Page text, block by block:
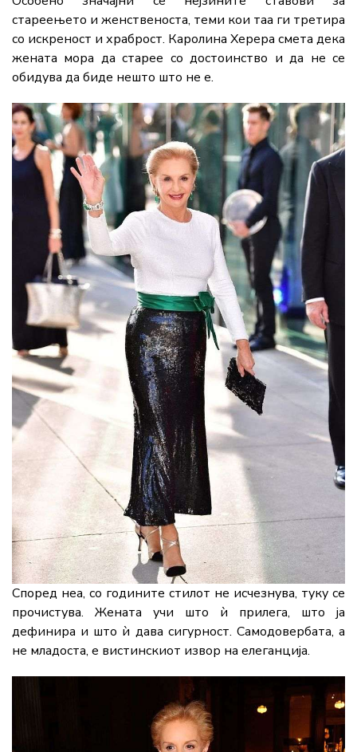
стареењето и женственоста, теми кои таа ги третира
со искреност и храброст. Каролина Херера смета дека
жената мора да старее со достоинство и да не се
обидува да биде нешто што не е.
Според неа, со годините стилот не исчезнува, туку се
прочистува. Жената учи што ѝ прилега, што ја
дефинира и што ѝ дава сигурност. Самодовербата, а
не младоста, е вистинскиот извор на елеганција.